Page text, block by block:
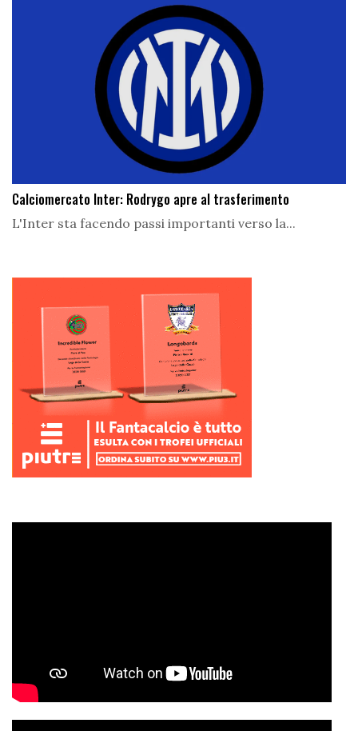
Calciomercato Inter: Rodrygo apre al trasferimento
L'Inter sta facendo passi importanti verso la...